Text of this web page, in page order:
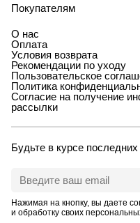
Покупателям
О нас
Оплата
Условия возврата
Рекомендации по уходу
Пользовательское
Политика
Согласие на получение
рассылки
Будьте в курсе
Нажимая на кнопку, вы даете
и обработку своих